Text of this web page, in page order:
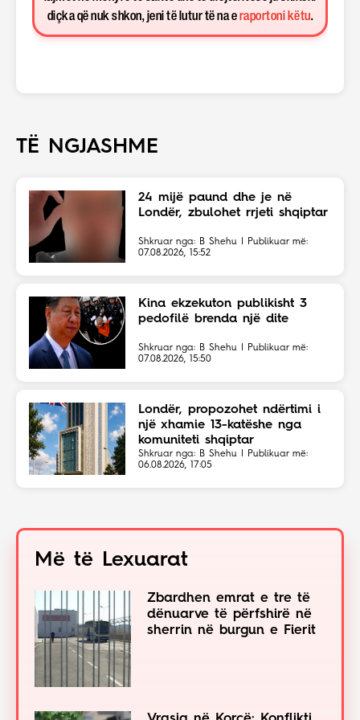
diçka që nuk shkon, jeni të lutur të na e raportoni këtu.
TË NGJASHME
24 mijë paund dhe je në
Londër, zbulohet rrjeti shqiptar
Shkruar nga: B Shehu | Publikuar më:
07.08.2026, 15:52
Kina ekzekuton publikisht 3
pedofilë brenda një dite
Shkruar nga: B Shehu | Publikuar më:
07.08.2026, 15:50
Londër, propozohet ndërtimi i
një xhamie 13-katëshe nga
komuniteti shqiptar
Shkruar nga: B Shehu | Publikuar më:
06.08.2026, 17:05
Më të Lexuarat
Zbardhen emrat e tre të
dënuarve të përfshirë në
sherrin në burgun e Fierit